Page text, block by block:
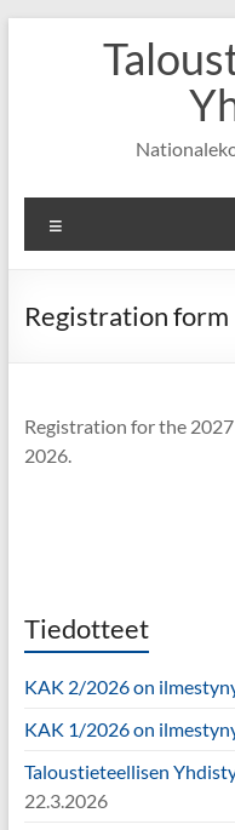
Registration form
Registration for the
2026.
Tiedotteet
KAK 2/2026 on
KAK 1/2026 on
Taloustieteellisen
22.3.2026